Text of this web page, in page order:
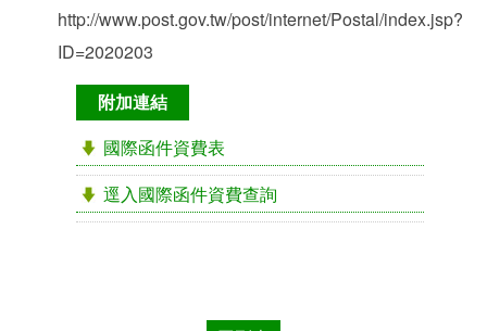
http://www.post.gov.tw/post/internet/Postal/index.jsp?
ID=2020203
附加連結
國際函件資費表
逕入國際函件資費查詢